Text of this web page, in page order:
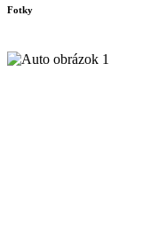
Fotky